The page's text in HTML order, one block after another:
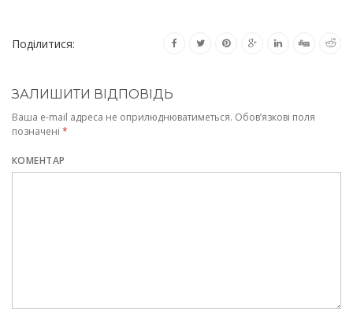
Поділитися:
ЗАЛИШИТИ ВІДПОВІДЬ
Ваша e-mail адреса не оприлюднюватиметься. Обов’язкові поля
позначені *
КОМЕНТАР